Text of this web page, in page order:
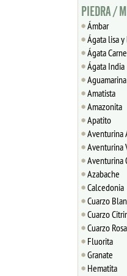
PIEDRA /
Ámbar
Ágata lisa
Ágata
Ágata India
Aguamarina
Amatista
Amazonita
Apatito
Aventurina
Aventurina
Aventurina
Azabache
Calcedonia
Cuarzo
Cuarzo
Cuarzo Rosa
Fluorita
Granate
Hematita